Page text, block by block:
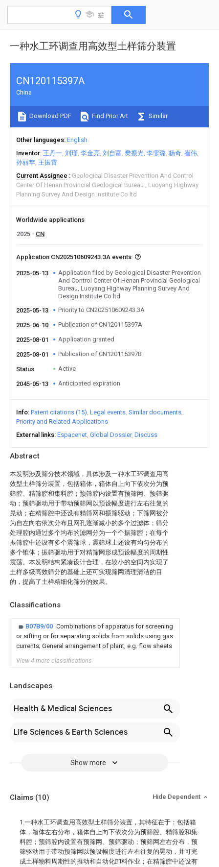
一种水工环调查用高效型土样筛分装置
Abstract
本发明涉及筛分技术领域，具体涉及一种水工环调查用高
效型土样筛分装置，包括箱体，箱体自上向下依次分为预
筛腔、精筛腔和集料腔；预筛腔内设置有预筛网、预筛驱
动；预筛驱动用于带动预筛网以预设幅度进行左右往复的
晃动；在精筛腔中还设有精筛网和振筛驱动；下筛网被分
为自左向右依次分布且网孔逐渐减小的多个过滤体；筛分
处理腔内通过多个均布的滤网分为一个个振筛腔；在每个
振筛腔中还设有多个震筛球，震筛球上还设有均匀分布的
多个锥体；振筛驱动用于对精筛网形成预设幅度的周期性
震荡。本发明结构紧凑设计合理，在较小的空间内实现了
土样多级高效筛分的基础上还可实现筛网清理清洁的目
的，提高了土样精细化筛分的效果。
Classifications
B07B9/00 Combinations of apparatus for screening
or sifting or for separating solids from solids using gas
currents; General arrangement of plant, e.g. flow sheets
View 4 more classifications
Landscapes
Health & Medical Sciences
Life Sciences & Earth Sciences
Show more
CN120115397A
China
Download PDF Find Prior Art Similar
Other languages English
Inventor 王丹一 刘瑾 李金亮 刘自富 樊振光 李雯璐 杨奇 崔伟
孙丽苹 王振霄
Current Assignee
Geological Disaster Prevention And Control
Center Of Henan Provincial Geological Bureau
Luoyang Highway
Planning Survey And Design Institute Co ltd
Worldwide applications
2025
CN
Application CN202510609243.3A events
2025-05-13
Application filed by Geological Disaster Prevention
And Control Center Of Henan Provincial Geological
Bureau, Luoyang Highway Planning Survey And
Design Institute Co ltd
2025-05-13
Priority to CN202510609243.3A
2025-06-10 Publication of CN120115397A
2025-08-01 Application granted
2025-08-01 Publication of CN120115397B
Status Active
2045-05-13 Anticipated expiration
Info Patent citations (15) Legal events Similar documents
Priority and Related Applications
External links Espacenet Global Dossier Discuss
Claims (10) Hide Dependent
1.一种水工环调查用高效型土样筛分装置，其特征在于：包括箱
体，箱体左右分布，箱体自上向下依次分为预筛腔、精筛腔和集
料腔；预筛腔内设置有预筛网、预筛驱动；预筛网左右分布，预
筛驱动用于带动预筛网以预设幅度进行左右往复的晃动，并可完
成土样物料周期性的推动和自动化卸料作业；在精筛腔中还设有